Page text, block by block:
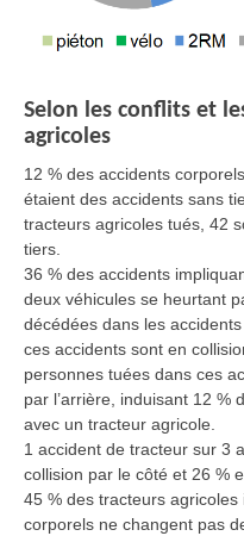
Selon les conflits et
agricoles
12 % des accidents
étaient des accidents sans
tracteurs agricoles tués, 42
tiers.
36 % des accidents
deux véhicules se heurtant
décédées dans les
ces accidents sont en
personnes tuées dans ces
par l’arrière, induisant 12 %
avec un tracteur agricole.
1 accident de tracteur sur 3
collision par le côté et 26 %
45 % des tracteurs
corporels ne changent pas